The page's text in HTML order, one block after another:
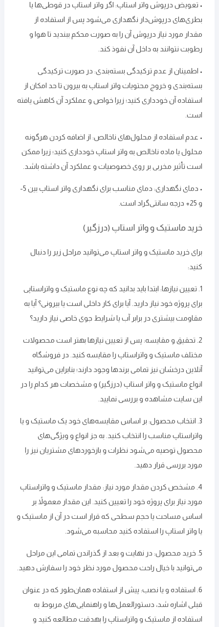
• تعویض درپوش واتر استاپ: اگر واتر استاپ در قوطی‌ها یا
بطری‌های درپوش‌دار نگهداری می‌شود پس از استفاده از
مقدار مورد نیاز درپوش آن را به ‌صورت محکم ببندید تا هوا و
رطوبت نتوانند به داخل آن نفوذ کند.
• اطمینان از عدم ترکیدگی بسته‌بندی: در صورت ترکیدگی
بسته‌بندی و خروج محتویات واتر استاپ به بیرون تا حد امکان از
استفاده آن خودداری کنید؛ زیرا خواص و عملکرد آن کاهش یافته
‌است.
• عدم استفاده از محلول‌های ناخالص: از اضافه کردن هرگونه
محلول یا ماده ناخالص به واتر استاپ خودداری کنید؛ زیرا ممکن
است تأثیر مخربی بر روی خصوصیات و عملکرد آن داشته باشد.
• دمای نگهداری: دمای مناسب برای نگهداری واتر استاپ بین 5-
و 25+ درجه سانتی‌گراد است.
خرید ماستیک و واتر استاپ (درزگیر)
برای خرید ماستیک و واتر استاپ می‌توانید مراحل زیر را دنبال
کنید:
1. تعیین نیازها: ابتدا باید بدانید که چه نوع ماستیک و واتراستاپی
برای پروژه‌ خود نیاز دارید. آیا برای کار داخلی است یا بیرونی؟ آیا به
مقاومت بیشتری در برابر آب یا شرایط جوی خاصی نیاز دارید؟
2. تحقیق و مقایسه: پس از تعیین نیازها بهتر است محصولات
مختلف ماستیک و واتراستاپ را مقایسه کنید. در فروشگاه‌
آنلاین درخشان نیز تمامی برند‌ها وجود دارند؛ بنابراین می‌توانید
انواع ماستیک و واتر استاپ (درزگیر) و مشخصات هر کدام را در
این سایت مشاهده و بررسی نمایید.
3. انتخاب محصول: بر اساس مقایسه‌های خود یک ماستیک و یا
واتراستاپ مناسب را انتخاب کنید. به جز انواع و ویژگی‌های
محصول توصیه می‌شود نظرات و بازخوردهای مشتریان نیز را
مورد بررسی قرار دهید.
4. مشخص کردن مقدار مورد نیاز: مقدار ماستیک و واتراستاپ
مورد نیاز برای پروژه خود را تعیین کنید. این مقدار معمولاً بر
اساس مساحت یا حجم سطحی که قرار است در آن از ماستیک و
یا واتر استاپ را استفاده کنید محاسبه می‌شود.
5. خرید محصول: در نهایت و بعد از گذراندن تمامی این مراحل
می‌توانید با خیال راحت محصول مورد نظر خود را سفارش دهید.
6. استفاده و یا نصب: پیش از استفاده همان‌طور که در عنوان
قبلی اشاره شد، دستورالعمل‌ها و راهنمایی‌های مربوط به
استفاده از ماستیک و واتراستاپ را به‎دقت مطالعه کنید و